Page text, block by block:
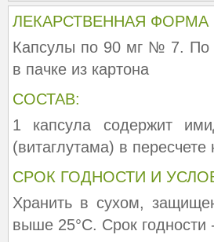
ЛЕКАРСТВЕННАЯ ФОРМА
Капсулы по 90 мг № 7. По
в пачке из картона
СОСТАВ:
1 капсула содержит
(витаглутама) в
СРОК ГОДНОСТИ И
Хранить в сухом,
выше 25°С. Срок годности